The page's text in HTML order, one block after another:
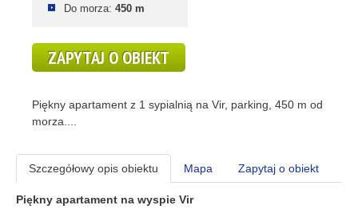
Do morza: 450 m
ZAPYTAJ O OBIEKT
Piękny apartament z 1 sypialnią na Vir, parking, 450 m od
morza....
Szczegółowy opis obiektu Mapa Zapytaj o obiekt
Piękny apartament na wyspie Vir